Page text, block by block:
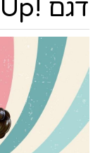
דגם !Shut The F*ck Up